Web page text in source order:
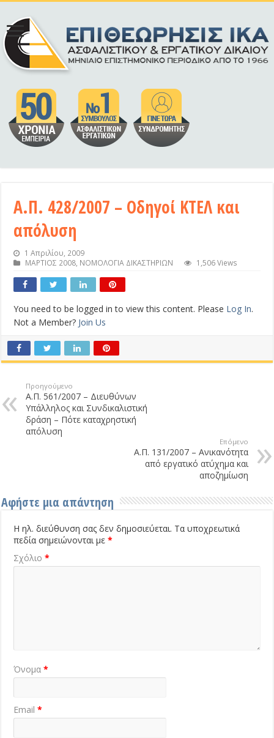
Α.Π. 428/2007 – Οδηγοί ΚΤΕΛ και
απόλυση
1 Απριλίου, 2009
ΜΑΡΤΙΟΣ 2008, ΝΟΜΟΛΟΓΙΑ ΔΙΚΑΣΤΗΡΙΩΝ 1,506 Views
You need to be logged in to view this content. Please Log In.
Not a Member? Join Us
Προηγούμενο
Α.Π. 561/2007 – Διευθύνων
Υπάλληλος και Συνδικαλιστική
δράση – Πότε καταχρηστική
απόλυση
Επόμενο
Α.Π. 131/2007 – Ανικανότητα
από εργατικό ατύχημα και
αποζημίωση
Αφήστε μια απάντηση
Η ηλ. διεύθυνση σας δεν δημοσιεύεται. Τα υποχρεωτικά
πεδία σημειώνονται με*
Σχόλιο*
Όνομα*
Email*